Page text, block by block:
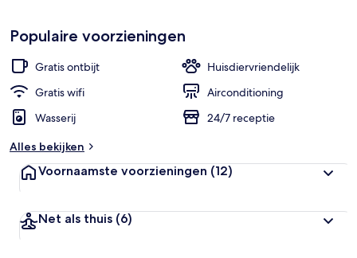
Populaire voorzieningen
Gratis ontbijt
Huisdiervriendelijk
Gratis wifi
Airconditioning
Wasserij
24/7 receptie
Alles bekijken
Voornaamste voorzieningen (12)
Net als thuis (6)